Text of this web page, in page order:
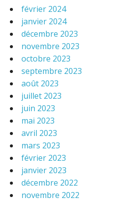
février 2024
janvier 2024
décembre 2023
novembre 2023
octobre 2023
septembre 2023
août 2023
juillet 2023
juin 2023
mai 2023
avril 2023
mars 2023
février 2023
janvier 2023
décembre 2022
novembre 2022